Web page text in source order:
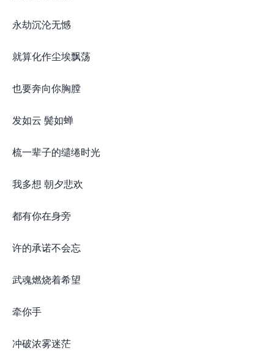
永劫沉沦无憾
就算化作尘埃飘荡
也要奔向你胸膛
发如云 鬓如蝉
梳一辈子的缱绻时光
我多想 朝夕悲欢
都有你在身旁
许的承诺不会忘
武魂燃烧着希望
牵你手
冲破浓雾迷茫